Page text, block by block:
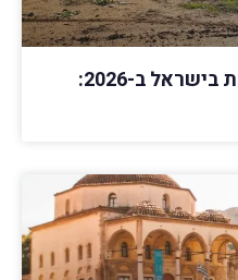
השקעה בקרקעות חקלאיות בישראל ב-2026: